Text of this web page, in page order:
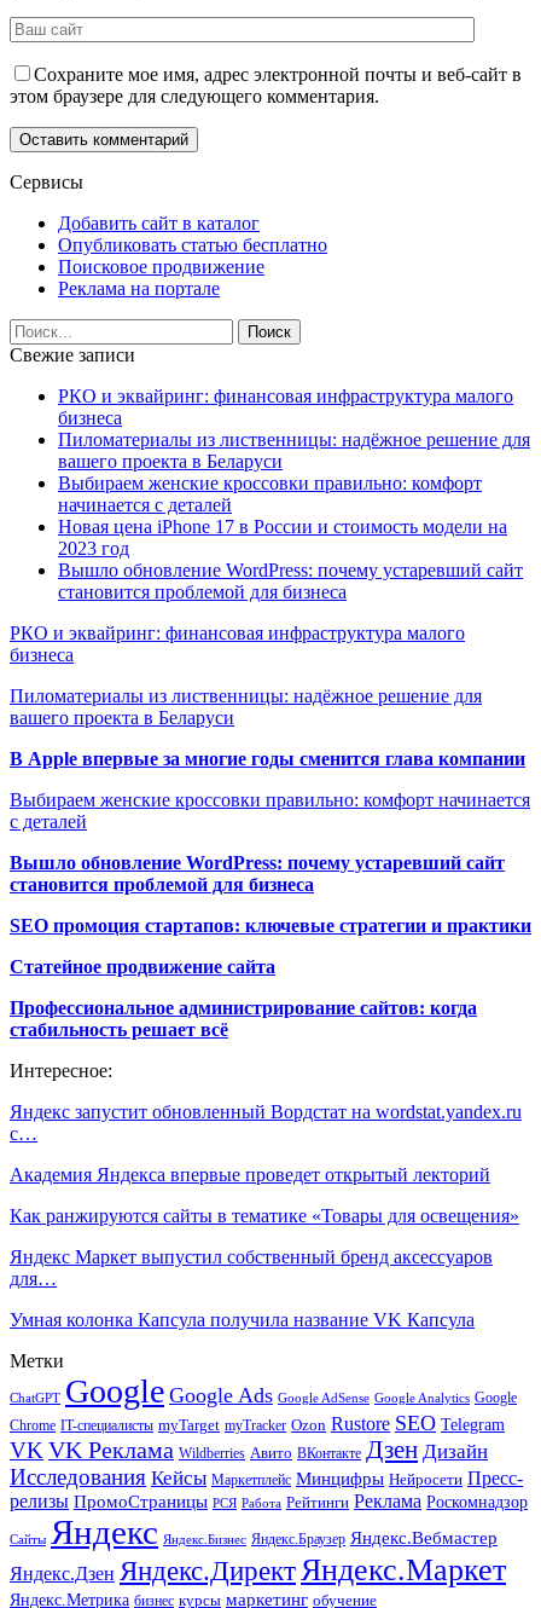
Сохраните мое имя, адрес электронной почты и веб-сайт в
этом браузере для следующего комментария.
Сервисы
Добавить сайт в каталог
Опубликовать статью бесплатно
Поисковое продвижение
Реклама на портале
Свежие записи
РКО и эквайринг: финансовая инфраструктура малого
бизнеса
Пиломатериалы из лиственницы: надёжное решение для
вашего проекта в Беларуси
Выбираем женские кроссовки правильно: комфорт
начинается с деталей
Новая цена iPhone 17 в России и стоимость модели на
2023 год
Вышло обновление WordPress: почему устаревший сайт
становится проблемой для бизнеса
РКО и эквайринг: финансовая инфраструктура малого
бизнеса
Пиломатериалы из лиственницы: надёжное решение для
вашего проекта в Беларуси
В Apple впервые за многие годы сменится глава компании
Выбираем женские кроссовки правильно: комфорт начинается
с деталей
Вышло обновление WordPress: почему устаревший сайт
становится проблемой для бизнеса
SEO промоция стартапов: ключевые стратегии и практики
Статейное продвижение сайта
Профессиональное администрирование сайтов: когда
стабильность решает всё
Интересное:
Яндекс запустит обновленный Вордстат на wordstat.yandex.ru
с…
Академия Яндекса впервые проведет открытый лекторий
Как ранжируются сайты в тематике «Товары для освещения»
Яндекс Маркет выпустил собственный бренд аксессуаров
для…
Умная колонка Капсула получила название VK Капсула
Метки
ChatGPT Google Google Ads Google AdSense Google Analytics Google
Chrome IT-специалисты myTarget myTracker Ozon Rustore SEO Telegram
VK VK Реклама Wildberries Авито ВКонтакте Дзен Дизайн
Исследования Кейсы Маркетплейс Минцифры Нейросети Пресс-
релизы ПромоСтраницы РСЯ Работа Рейтинги Реклама Роскомнадзор
Сайты Яндекс Яндекс.Бизнес Яндекс.Браузер Яндекс.Вебмастер
Яндекс.Дзен Яндекс.ДиректЯндекс.Маркет
Яндекс.Метрика бизнес курсы маркетинг обучение